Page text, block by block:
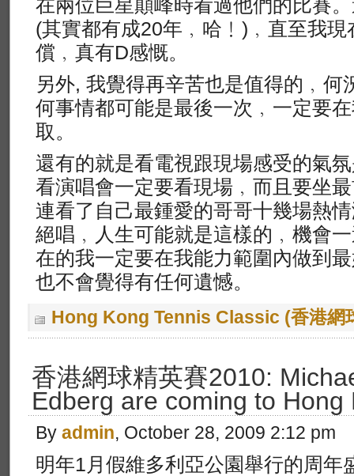
在兩位巨星顛峰時看過他們的比賽
(其實都有成20年﹐哈﹗)﹐直至我
償﹐真有D感慨。
另外, 我覺得再辛苦也是值得的﹐何
何事情都可能是最後一次﹐一定要
取。
還有的就是看電視跟現場感受的氣
看演唱會一定要看現場﹐而且要坐
連看了自己最鍾愛的哥哥十幾場熱
絕唱﹐人生可能就是這樣的﹐機會
在的我一定要在我能力範圍內做到
也不會覺得有任何遺憾。
Hong Kong Tennis Classic (香港網
香港網球精英賽2010:
Edberg are coming to Hong
By admin, October 28, 2009 2:12 pm
明年1月假維多利亞公園舉行的周年